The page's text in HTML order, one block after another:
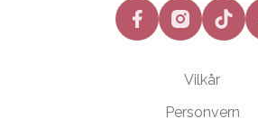
facebookinstagramtiktok
Vilkår
Personvern